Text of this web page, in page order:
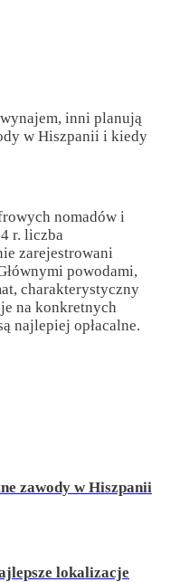
inni planują
w Hiszpanii i kiedy
nomadów i
r. liczba
zarejestrowani
powodami,
charakterystyczny
na konkretnych
najlepiej opłacalne.
zawody w Hiszpanii
lokalizacje